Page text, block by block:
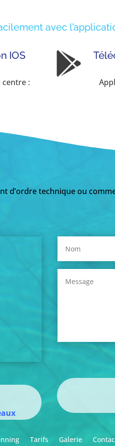
avec
IOS
centre :

d’ordre technique ou
Tarifs Galerie